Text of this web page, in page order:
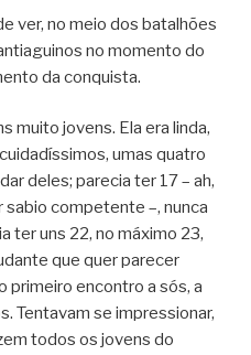
ver, no meio dos batalhões
no momento do
da conquista.
muito jovens. Ela era linda,
umas quatro
deles; parecia ter 17 – ah,
competente –, nunca
ter uns 22, no máximo 23,
que quer parecer
primeiro encontro a sós, a
Tentavam se impressionar,
todos os jovens do